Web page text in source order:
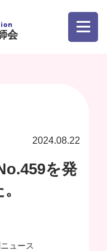
会
2024.08.22
を発
ュース